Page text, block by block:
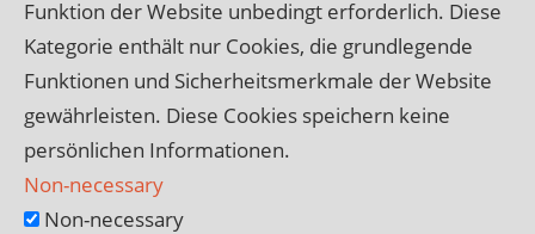
Funktion der Website unbedingt erforderlich. Diese
Kategorie enthält nur Cookies, die grundlegende
Funktionen und Sicherheitsmerkmale der Website
gewährleisten. Diese Cookies speichern keine
persönlichen Informationen.
Non-necessary
Non-necessary